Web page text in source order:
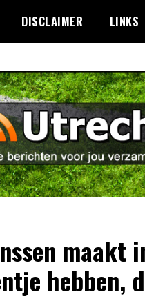
DISCLAIMER LINKS
maakt
hebben,